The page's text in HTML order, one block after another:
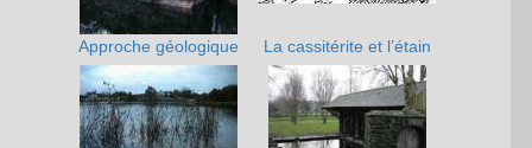
Approche géologique La cassitérite et l’étain